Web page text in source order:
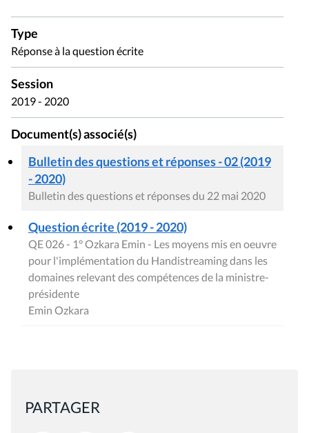
Type
Réponse à la question écrite
Session
2019 - 2020
Document(s) associé(s)
Bulletin des questions et réponses - 02 (2019
- 2020)
Bulletin des questions et réponses du 22 mai 2020
Question écrite (2019 - 2020)
QE 026 - 1° Ozkara Emin - Les moyens mis en oeuvre
pour l'implémentation du Handistreaming dans les
domaines relevant des compétences de la ministre-
présidente
Emin Ozkara
PARTAGER